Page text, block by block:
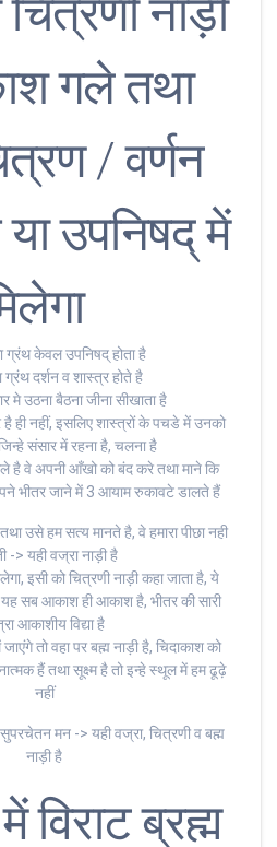
नाड़ी
गले तथा
/ वर्णन
उपनिषद् में
ग्रंथ केवल उपनिषद् होता है
ग्रंथ दर्शन व शास्त्र होते है
मे उठना बैठना जीना सीखाता है
ही नहीं, इसलिए शास्त्रों के पचडे में उनको
संसार में रहना है, चलना है
है वे अपनी आँखो को बंद करे तथा माने कि
भीतर जाने में 3 आयाम रुकावटे डालते हैं
उसे हम सत्य मानते है, वे हमारा पीछा नही
-> यही वज्रा नाड़ी है
इसी को चित्रणी नाड़ी कहा जाता है, ये
यह सब आकाश ही आकाश है, भीतर की सारी
आकाशीय विद्या है
तो वहा पर बह्म नाड़ी है, चिदाकाश को
हैं तथा सूक्ष्म है तो इन्हे स्थूल में हम ढूढ़े
नहीं
मन -> यही वज्रा, चित्रणी व बह्म
नाड़ी है
विराट ब्रह्म